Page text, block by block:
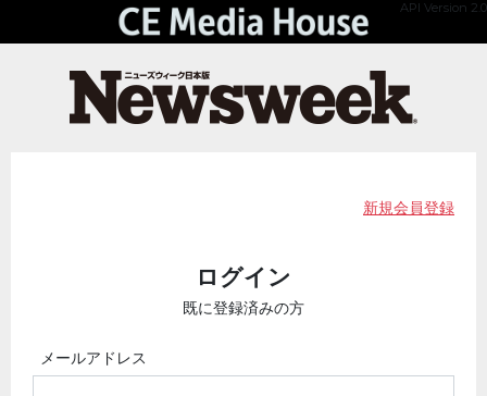
API Version 2.0
新規会員登録
ログイン
既に登録済みの方
メールアドレス